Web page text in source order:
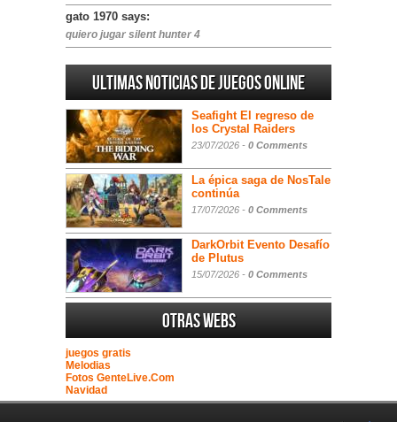
gato 1970 says:
quiero jugar silent hunter 4
Ultimas noticias de juegos online
Seafight El regreso de
los Crystal Raiders
23/07/2026 - 0 Comments
La épica saga de NosTale
continúa
17/07/2026 - 0 Comments
DarkOrbit Evento Desafío
de Plutus
15/07/2026 - 0 Comments
Otras webs
juegos gratis
Melodias
Fotos GenteLive.Com
Navidad